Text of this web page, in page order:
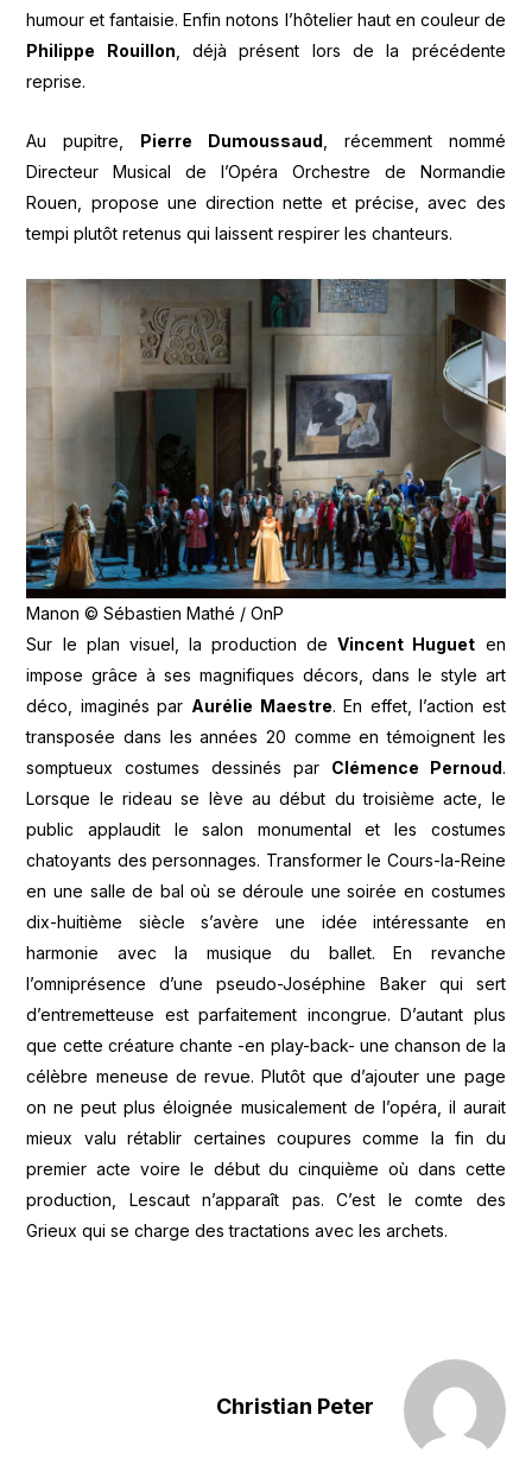
humour et fantaisie. Enfin notons l’hôtelier haut en couleur de
Philippe Rouillon , déjà présent lors de la précédente
reprise.
Au pupitre, Pierre Dumoussaud , récemment nommé
Directeur Musical de l’Opéra Orchestre de Normandie
Rouen, propose une direction nette et précise, avec des
tempi plutôt retenus qui laissent respirer les chanteurs.
Manon © Sébastien Mathé / OnP
Sur le plan visuel, la production deVincent Huguet en
impose grâce à ses magnifiques décors, dans le style art
déco, imaginés par Aurélie Maestre. En effet, l’action est
transposée dans les années 20 comme en témoignent les
somptueux costumes dessinés par Clémence Pernoud.
Lorsque le rideau se lève au début du troisième acte, le
public applaudit le salon monumental et les costumes
chatoyants des personnages. Transformer le Cours-la-Reine
en une salle de bal où se déroule une soirée en costumes
dix-huitième siècle s’avère une idée intéressante en
harmonie avec la musique du ballet. En revanche
l’omniprésence d’une pseudo-Joséphine Baker qui sert
d’entremetteuse est parfaitement incongrue. D’autant plus
que cette créature chante -en play-back- une chanson de la
célèbre meneuse de revue. Plutôt que d’ajouter une page
on ne peut plus éloignée musicalement de l’opéra, il aurait
mieux valu rétablir certaines coupures comme la fin du
premier acte voire le début du cinquième où dans cette
production, Lescaut n’apparaît pas. C’est le comte des
Grieux qui se charge des tractations avec les archets.
Christian Peter